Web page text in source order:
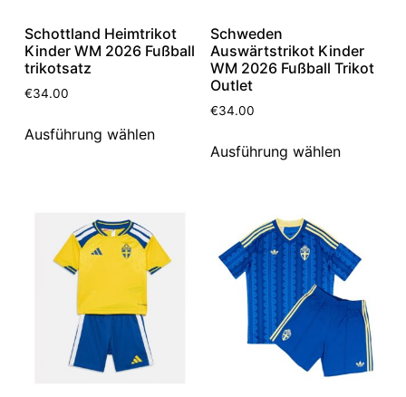
Schottland Heimtrikot
Kinder WM 2026 Fußball
trikotsatz
€34.00
Ausführung wählen
Schweden
Auswärtstrikot Kinder
WM 2026 Fußball Trikot
Outlet
€34.00
Ausführung wählen